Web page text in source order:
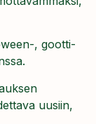
, gootti-
uusiin,